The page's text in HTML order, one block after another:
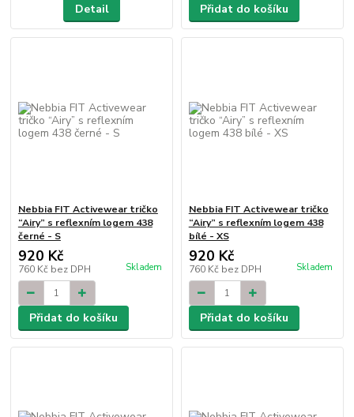
Detail Přidat do košíku
Nebbia FIT Activewear tričko
“Airy” s reflexním logem 438
černé - S
920 Kč
760 Kč bez DPH Skladem
Přidat do košíku
Nebbia FIT Activewear tričko
“Airy” s reflexním logem 438
bílé - XS
920 Kč
760 Kč bez DPH Skladem
Přidat do košíku